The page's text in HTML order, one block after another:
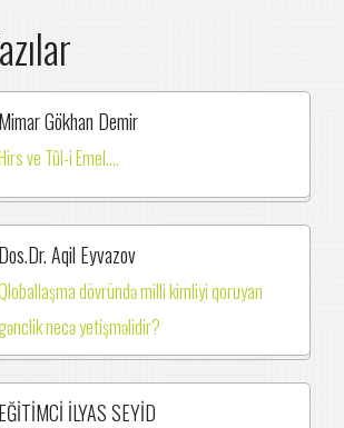
Mimar Gökhan Demir
ve Tûl-i Emel....
Dos.Dr. Aqil Eyvazov
dövründə milli kimliyi qoruyan
necə yetişməlidir?
EĞİTİMCİ İLYAS SEYİD